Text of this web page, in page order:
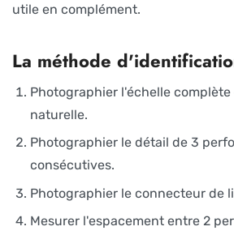
utile en complément.
La méthode
Photographier l'échelle
naturelle.
Photographier le détail de 3
consécutives.
Photographier le connecteur de
Mesurer l'espacement entre 2